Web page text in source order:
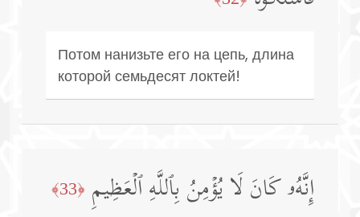
Потом нанизьте его на цепь, длина
которой семьдесят локтей!
إِنَّهُۥ كَانَ لَا یُؤۡمِنُ بِٱللَّهِ ٱلۡعَظِیمِ ﴿33﴾